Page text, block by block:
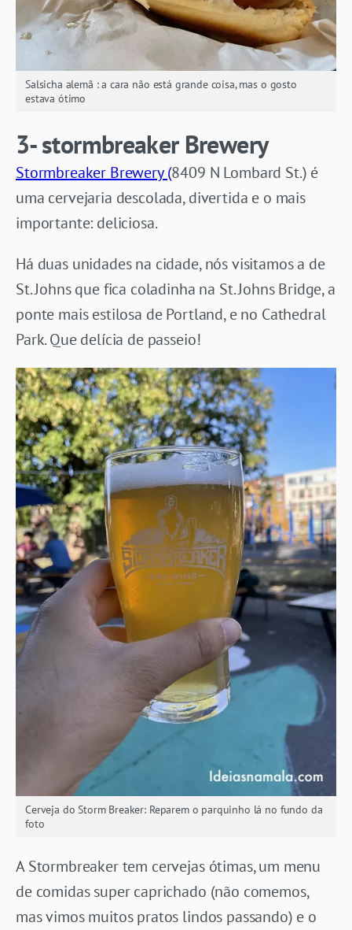
Salsicha alemã : a cara não está grande coisa, mas o gosto
estava ótimo
3- stormbreaker Brewery
Stormbreaker Brewery (8409 N Lombard St.) é
uma cervejaria descolada, divertida e o mais
importante: deliciosa.
Há duas unidades na cidade, nós visitamos a de
St. Johns que fica coladinha na St. Johns Bridge, a
ponte mais estilosa de Portland, e no Cathedral
Park. Que delícia de passeio!
Cerveja do Storm Breaker: Reparem o parquinho lá no fundo da
foto
A Stormbreaker tem cervejas ótimas, um menu
de comidas super caprichado (não comemos,
mas vimos muitos pratos lindos passando) e o